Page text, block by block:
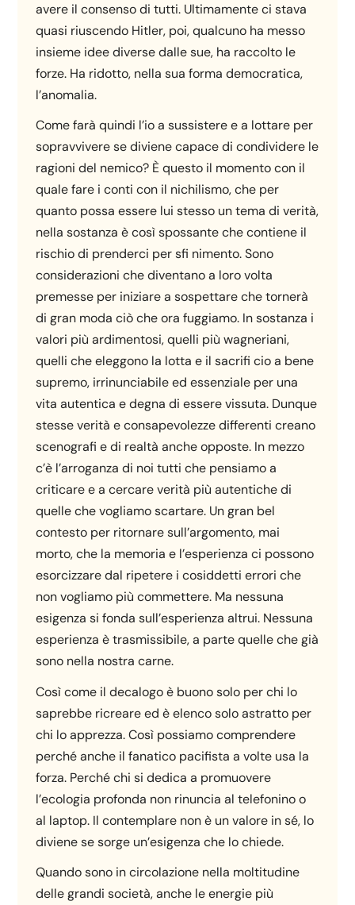
avere il consenso di tutti. Ultimamente ci stava
quasi riuscendo Hitler, poi, qualcuno ha messo
insieme idee diverse dalle sue, ha raccolto le
forze. Ha ridotto, nella sua forma democratica,
l’anomalia.
Come farà quindi l’io a sussistere e a lottare per
sopravvivere se diviene capace di condividere le
ragioni del nemico? È questo il momento con il
quale fare i conti con il nichilismo, che per
quanto possa essere lui stesso un tema di verità,
nella sostanza è così spossante che contiene il
rischio di prenderci per sfi nimento. Sono
considerazioni che diventano a loro volta
premesse per iniziare a sospettare che tornerà
di gran moda ciò che ora fuggiamo. In sostanza i
valori più ardimentosi, quelli più wagneriani,
quelli che eleggono la lotta e il sacrifi cio a bene
supremo, irrinunciabile ed essenziale per una
vita autentica e degna di essere vissuta. Dunque
stesse verità e consapevolezze differenti creano
scenografi e di realtà anche opposte. In mezzo
c’è l’arroganza di noi tutti che pensiamo a
criticare e a cercare verità più autentiche di
quelle che vogliamo scartare. Un gran bel
contesto per ritornare sull’argomento, mai
morto, che la memoria e l’esperienza ci possono
esorcizzare dal ripetere i cosiddetti errori che
non vogliamo più commettere. Ma nessuna
esigenza si fonda sull’esperienza altrui. Nessuna
esperienza è trasmissibile, a parte quelle che già
sono nella nostra carne.
Così come il decalogo è buono solo per chi lo
saprebbe ricreare ed è elenco solo astratto per
chi lo apprezza. Così possiamo comprendere
perché anche il fanatico pacifista a volte usa la
forza. Perché chi si dedica a promuovere
l’ecologia profonda non rinuncia al telefonino o
al laptop. Il contemplare non è un valore in sé, lo
diviene se sorge un’esigenza che lo chiede.
Quando sono in circolazione nella moltitudine
delle grandi società, anche le energie più